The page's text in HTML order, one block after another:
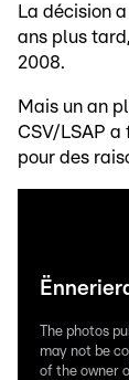
La décision
ans plus
2008.
Mais un an
CSV/LSAP
pour des
The photos
may not be
of the owner